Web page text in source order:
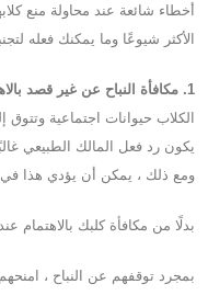
أخطاء شائعة عند محاولة منع
الأكثر شيوعًا وما يمكنك فعله
1. مكافأة النباح عن غير قصد بالاهتمام
الكلاب حيوانات اجتماعية
يكون رد فعل المالك الطبيعي
ومع ذلك ، يمكن أن يؤدي هذا في
بدلًا من مكافأة كلبك بالاهتمام
بمجرد توقفهم عن النباح ، امنحهم